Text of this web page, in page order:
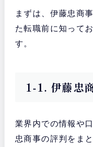
まずは、伊藤忠商
た転職前に知って
す。
1-1. 伊藤忠
業界内での情報や
忠商事の評判をま